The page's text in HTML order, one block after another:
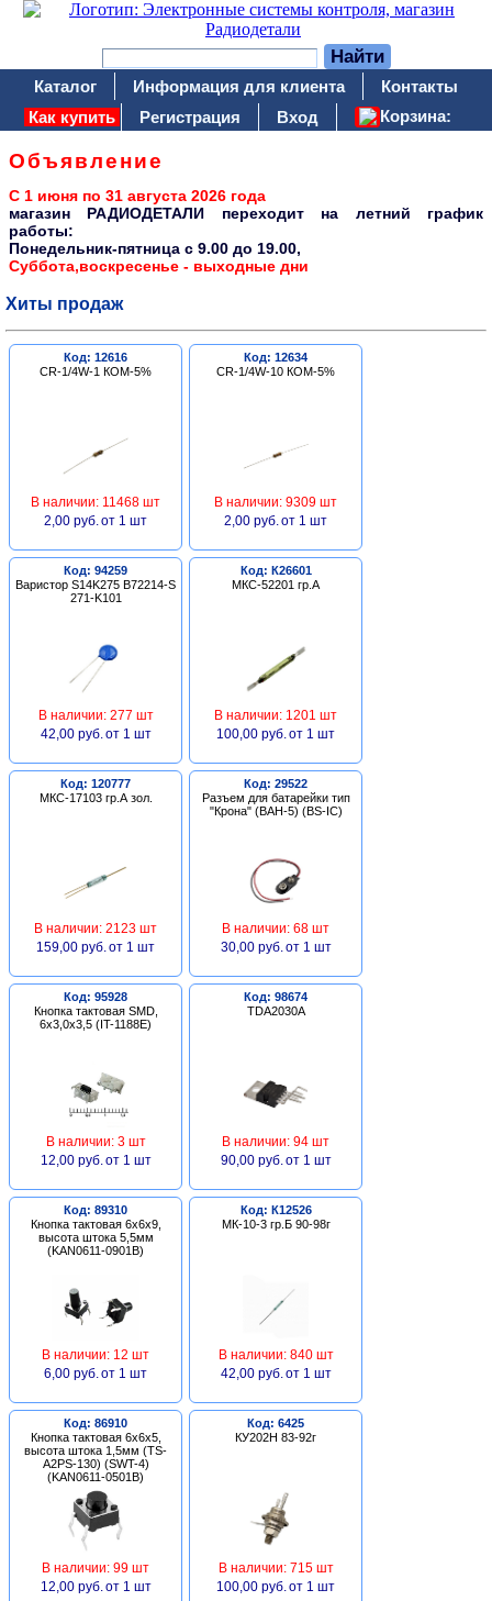
Каталог Информация для клиента
Контакты
Как купить
Регистрация Вход Корзина:
Объявление
С 1 июня по 31 августа 2026 года
магазин РАДИОДЕТАЛИ переходит на летний график
работы:
Понедельник-пятница c 9.00 до 19.00,
Суббота,воскресенье - выходные дни
Хиты продаж
Код: 12616
CR-1/4W-1 КОМ-5%
В наличии: 11468 шт
2,00 руб. от 1 шт
Код: 12634
CR-1/4W-10 КОМ-5%
В наличии: 9309 шт
2,00 руб. от 1 шт
Код: 94259
Варистор S14K275 B72214-S
271-K101
В наличии: 277 шт
42,00 руб. от 1 шт
Код: К26601
МКС-52201 гр.А
В наличии: 1201 шт
100,00 руб. от 1 шт
Код: 120777
МКС-17103 гр.А зол.
В наличии: 2123 шт
159,00 руб. от 1 шт
Код: 29522
Разъем для батарейки тип
"Крона" (BAH-5) (BS-IC)
В наличии: 68 шт
30,00 руб. от 1 шт
Код: 95928
Кнопка тактовая SMD,
6х3,0х3,5 (IT-1188E)
В наличии: 3 шт
12,00 руб. от 1 шт
Код: 98674
TDA2030A
В наличии: 94 шт
90,00 руб. от 1 шт
Код: 89310
Кнопка тактовая 6х6х9,
высота штока 5,5мм
(KAN0611-0901B)
В наличии: 12 шт
6,00 руб. от 1 шт
Код: К12526
МК-10-3 гр.Б 90-98г
В наличии: 840 шт
42,00 руб. от 1 шт
Код: 86910
Кнопка тактовая 6х6х5,
высота штока 1,5мм (TS-
A2PS-130) (SWT-4)
(KAN0611-0501B)
В наличии: 99 шт
12,00 руб. от 1 шт
Код: 6425
КУ202Н 83-92г
В наличии: 715 шт
100,00 руб. от 1 шт